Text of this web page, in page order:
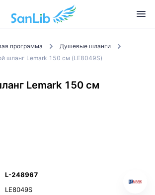
программа
Душевые шланги
шланг Lemark 150 см (LE8049S)
Lemark 150 см
L-248967
LE8049S